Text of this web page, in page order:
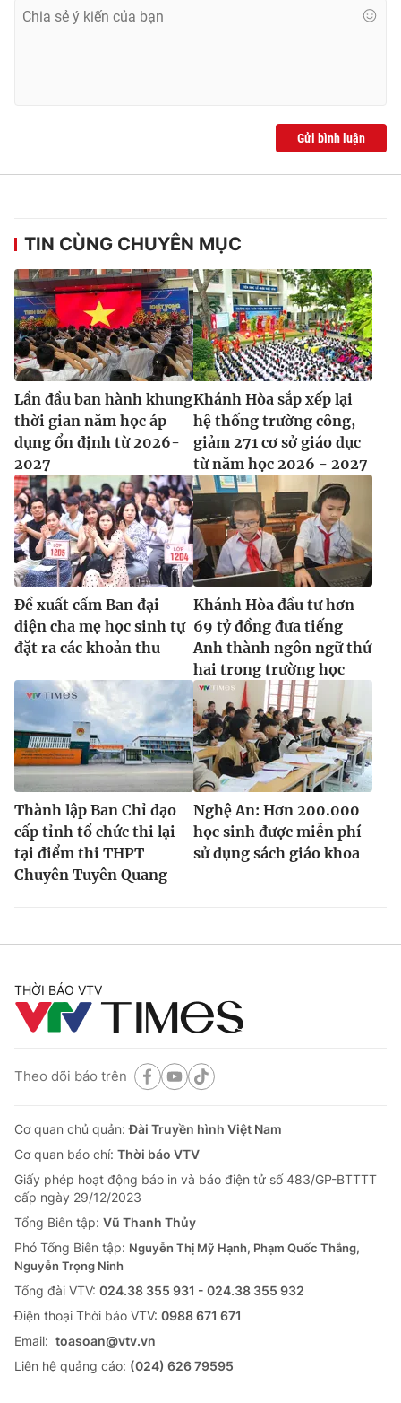
thuận bằng văn bản. Ghi rõ nguồn VTV.vn khi phát hành lại
Gửi bình luận
TIN CÙNG CHUYÊN MỤC
Lần đầu ban hành khung
thời gian năm học áp
dụng ổn định từ 2026-
2027
Khánh Hòa sắp xếp lại
hệ thống trường công,
giảm 271 cơ sở giáo dục
từ năm học 2026 - 2027
Đề xuất cấm Ban đại
diện cha mẹ học sinh tự
đặt ra các khoản thu
Khánh Hòa đầu tư hơn
69 tỷ đồng đưa tiếng
Anh thành ngôn ngữ thứ
hai trong trường học
Thành lập Ban Chỉ đạo
cấp tỉnh tổ chức thi lại
tại điểm thi THPT
Chuyên Tuyên Quang
Nghệ An: Hơn 200.000
học sinh được miễn phí
sử dụng sách giáo khoa
THỜI BÁO VTV
Theo dõi báo trên
Cơ quan chủ quản:Đài Truyền hình Việt Nam
Cơ quan báo chí: Thời báo VTV
Giấy phép hoạt động báo in và báo điện tử số 483/GP-BTTTT
cấp ngày 29/12/2023
Tổng Biên tập: Vũ Thanh Thủy
Phó Tổng Biên tập: Nguyễn Thị Mỹ Hạnh, Phạm Quốc Thắng,
Nguyễn Trọng Ninh
Tổng đài VTV: 024.38 355 931 - 024.38 355 932
Ðiện thoại Thời báo VTV: 0988 671 671
Email: toasoan@vtv.vn
Liên hệ quảng cáo: (024) 626 79595